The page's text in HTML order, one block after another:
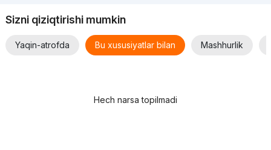
Sizni qiziqtirishi mumkin
Yaqin-atrofda Bu xususiyatlar bilan Mashhurlik
Hech narsa topilmadi